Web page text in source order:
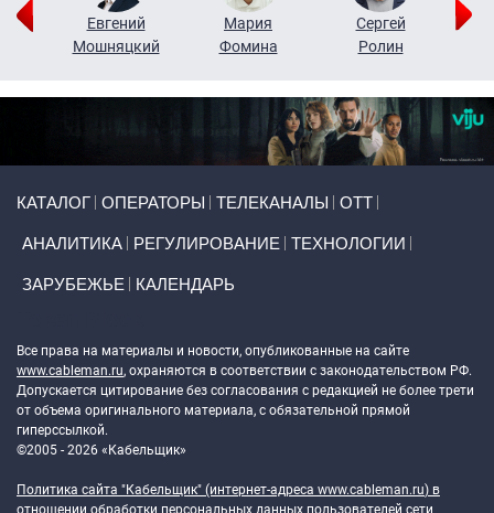
Евгений
Мошняцкий
Мария
Фомина
Сергей
Ролин
КАТАЛОГ ОПЕРАТОРЫ ТЕЛЕКАНАЛЫ ОТТ
АНАЛИТИКА РЕГУЛИРОВАНИЕ ТЕХНОЛОГИИ
ЗАРУБЕЖЬЕ КАЛЕНДАРЬ
Все права на материалы и новости, опубликованные на сайте
www.cableman.ru, охраняются в соответствии с законодательством РФ.
Допускается цитирование без согласования с редакцией не более трети
от объема оригинального материала, с обязательной прямой
гиперссылкой.
©2005 - 2026 «Кабельщик»
Политика сайта "Кабельщик" (интернет-адреса www.cableman.ru) в
отношении обработки персональных данных пользователей сети